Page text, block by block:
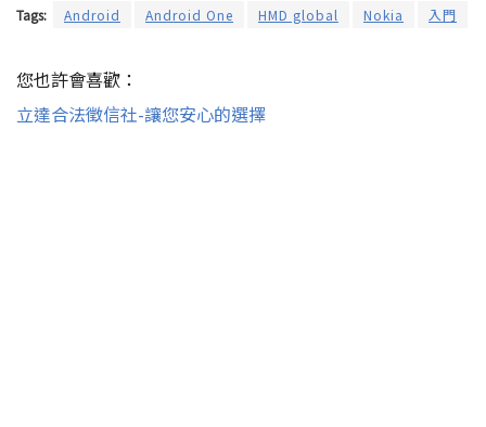
Tags: Android Android One HMD global Nokia 入門
您也許會喜歡：
立達合法徵信社-讓您安心的選擇